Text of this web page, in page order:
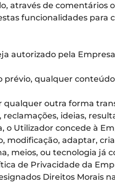
através de comentários
funcionalidades
autorizado pela
prévio, qualquer
qualquer outra forma
ideias,
o Utilizador concede à
modificação, adaptar,
meios, ou tecnologia
de Privacidade da
Direitos Morais